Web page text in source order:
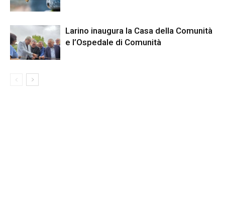
Larino inaugura la Casa della Comunità
e l’Ospedale di Comunità